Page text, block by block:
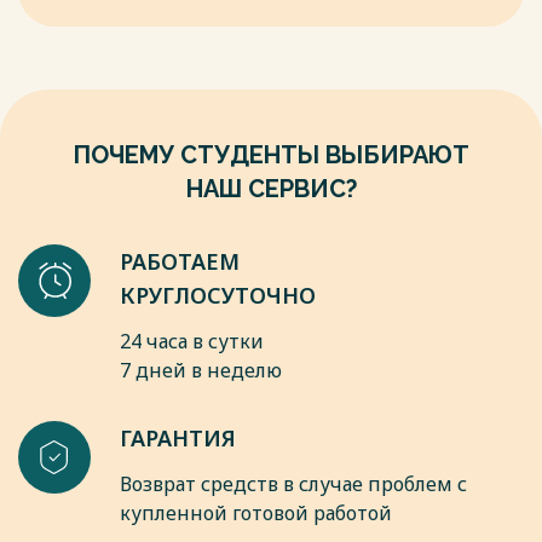
конфликтных ситуациях.
6. Головкина, С. Х. Доброе слово. Воспитание речевой
ПОЧЕМУ СТУДЕНТЫ ВЫБИРАЮТ
НАШ СЕРВИС?
РАБОТАЕМ
КРУГЛОСУТОЧНО
24 часа в сутки
7 дней в неделю
ГАРАНТИЯ
Возврат средств в случае проблем с
купленной готовой работой